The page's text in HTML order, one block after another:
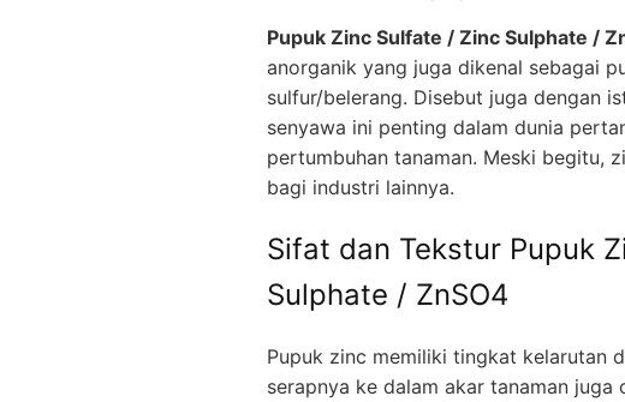
Pupuk Zinc Sulfate / Zinc Sulphate /
anorganik yang juga dikenal sebagai
sulfur/belerang. Disebut juga dengan
senyawa ini penting dalam dunia
pertumbuhan tanaman. Meski begitu,
bagi industri lainnya.
Sifat dan Tekstur Pupuk
Sulphate / ZnSO4
Pupuk zinc memiliki tingkat kelarutan
serapnya ke dalam akar tanaman